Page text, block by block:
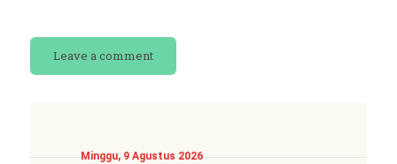
Minggu, 9 Agustus 2026